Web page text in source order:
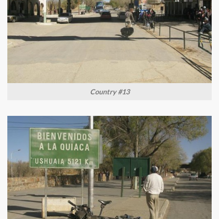
Country #13